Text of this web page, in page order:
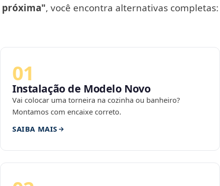
próxima", você encontra alternativas completas:
01
Instalação de Modelo Novo
Vai colocar uma torneira na cozinha ou banheiro?
Montamos com encaixe correto.
SAIBA MAIS